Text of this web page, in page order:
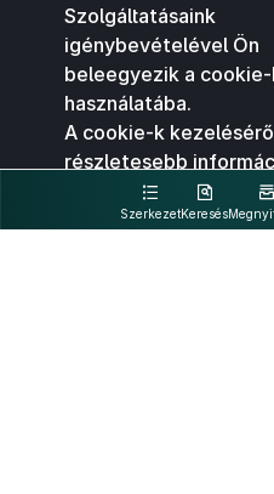
SzerkezetKeresés
Szolgáltatásaink
igénybevételével Ön
beleegyezik a
használatába.
A cookie-k
részletesebb
kattintva olvashat.